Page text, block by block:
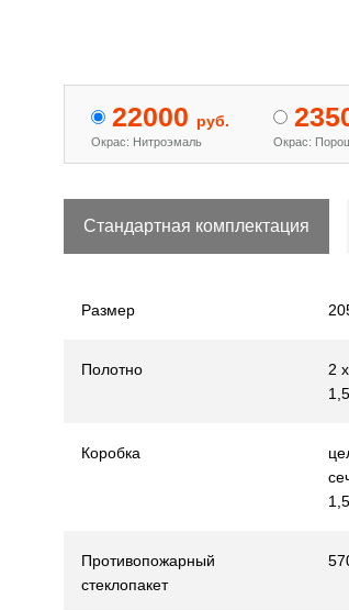
22000 руб.
Окрас: Нитроэмаль Окрас:
Стандартная комплектация
Размер
Полотно
2
Коробка
Противопожарный
стеклопакет